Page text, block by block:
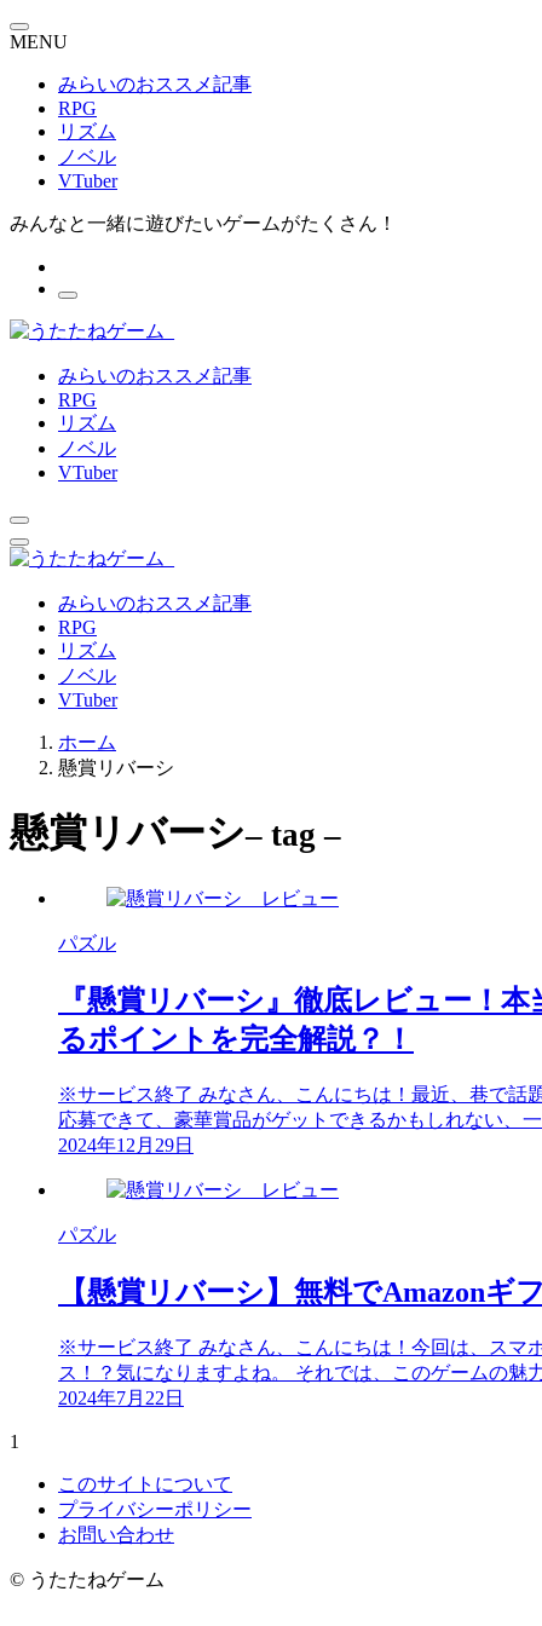
MENU
みらいのおススメ記事
RPG
リズム
ノベル
VTuber
みんなと一緒に遊びたいゲームがたくさん！
みらいのおススメ記事
RPG
リズム
ノベル
VTuber
みらいのおススメ記事
RPG
リズム
ノベル
VTuber
ホーム
懸賞リバーシ
懸賞リバーシ– tag –
パズル
『懸賞リバーシ』徹底レビュー！
るポイントを完全解説？！
※サービス終了 みなさん、こんにちは！最近、巷で話
応募できて、豪華賞品がゲットできるかもしれない、
2024年12月29日
パズル
【懸賞リバーシ】無料でAmazon
※サービス終了 みなさん、こんにちは！今回は、スマ
ス！？気になりますよね。 それでは、このゲームの魅
2024年7月22日
1
このサイトについて
プライバシーポリシー
お問い合わせ
© うたたねゲーム